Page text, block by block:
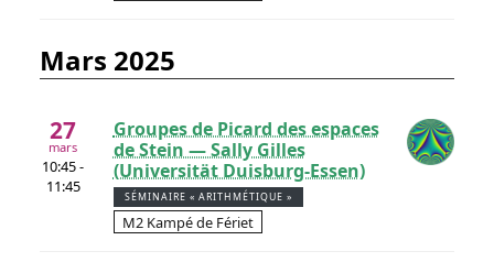
mars 2025
27
mars
10:45 -
11:45
Groupes de Picard des espaces
de Stein — Sally Gilles
(Universität Duisburg-Essen)
SÉMINAIRE « ARITHMÉTIQUE »
M2 Kampé de Fériet